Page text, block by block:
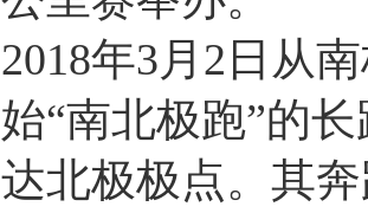
2018年3月2日从
始“南北极跑”的
达北极极点。其